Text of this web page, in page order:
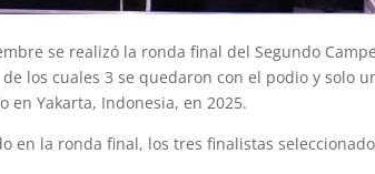
se realizó la ronda final del Segundo
los cuales 3 se quedaron con el podio y solo
en Yakarta, Indonesia, en 2025.
en la ronda final, los tres finalistas